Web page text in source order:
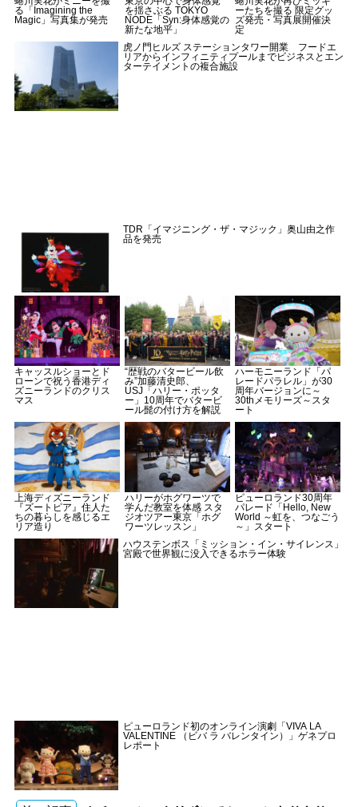
る「Imagining the
Magic」写真集が発売
を揺さぶる TOKYO
NODE「Syn:身体感覚の
新たな地平」
ーたちを撮る 限定グッ
ズ発売・写真展開催決
定
⻁ノ門ヒルズ ステーションタワー開業 フードエ
リアからインフィニティプールまでビジネスとエン
ターテイメントの複合施設
TDR「イマジニング・ザ・マジック」奥山由之作
品を発売
キャッスルショーとド
ローンで祝う香港ディ
ズニーランドのクリス
マス
“歴戦のバタービール飲
み”加藤清史郎、
USJ「ハリー・ポッタ
ー」10周年でバタービ
ール髭の付け方を解説
ハーモニーランド「パ
レードパラレル」が30
周年バージョンに～
30thメモリーズ～スタ
ート
上海ディズニーランド
『ズートピア』住人た
ちの暮らしを感じるエ
リア造り
ハリーがホグワーツで
学んだ教室を体感 スタ
ジオツアー東京「ホグ
ワーツレッスン」
ピューロランド30周年
パレード「Hello, New
World ～虹を、つなごう
～」スタート
ハウステンボス「ミッション・イン・サイレンス」
宮殿で世界観に没入できるホラー体験
ピューロランド初のオンライン演劇「VIVA LA
VALENTINE （ビバ ラ バレンタイン）」ゲネプロ
レポート